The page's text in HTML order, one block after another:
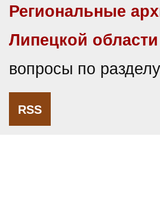
Региональные
Липецкой
вопросы по
RSS